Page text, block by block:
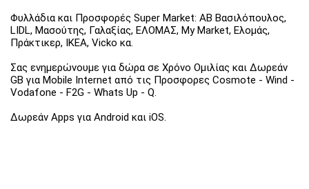
Φυλλάδια και Προσφορές Super Market: ΑΒ Βασιλόπουλος,
LIDL, Μασούτης, Γαλαξίας, ΕΛΟΜΑΣ, My Market, Ελομάς,
Πράκτικερ, ΙΚΕΑ, Vicko κα.
Σας ενημερώνουμε για δώρα σε Χρόνο Ομιλίας και Δωρεάν
GB για Mobile Internet από τις Προσφορες Cosmote - Wind -
Vodafone - F2G - Whats Up - Q.
Δωρεάν Apps για Android και iOS.